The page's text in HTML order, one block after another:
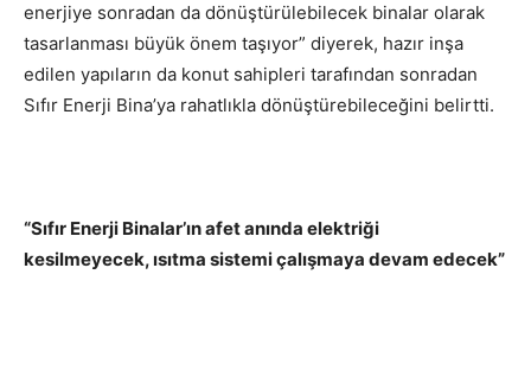
enerjiye sonradan da dönüştürülebilecek binalar olarak
tasarlanması büyük önem taşıyor” diyerek, hazır inşa
edilen yapıların da konut sahipleri tarafından sonradan
Sıfır Enerji Bina’ya rahatlıkla dönüştürebileceğini belirtti.
“Sıfır Enerji Binalar’ın afet anında elektriği
kesilmeyecek, ısıtma sistemi çalışmaya devam edecek”